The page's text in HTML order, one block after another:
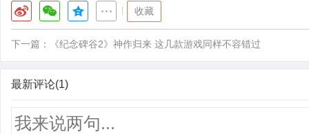
收藏
下一篇： 《纪念碑谷2》神作归来 这几款游戏同样不容错过
最新评论(1)